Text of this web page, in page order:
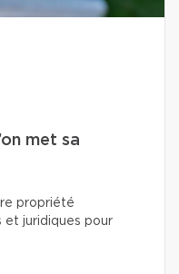
met sa
propriété
et juridiques pour